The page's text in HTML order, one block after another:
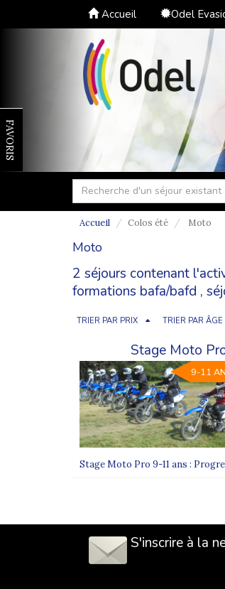
Accueil Odel
FAVORIS
Accueil Colos été Moto
Moto
2 séjours contenant
formations bafa/bafd ,
TRIER PAR PRIX TRIER PAR ÂGE
Stage Moto
9-11
Stage Moto Pro 9-11 ans :
S'inscrire à la